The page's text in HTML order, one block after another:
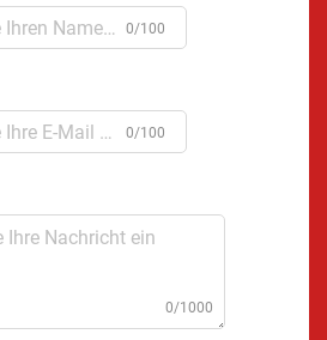
0/100
0/100
0/1000